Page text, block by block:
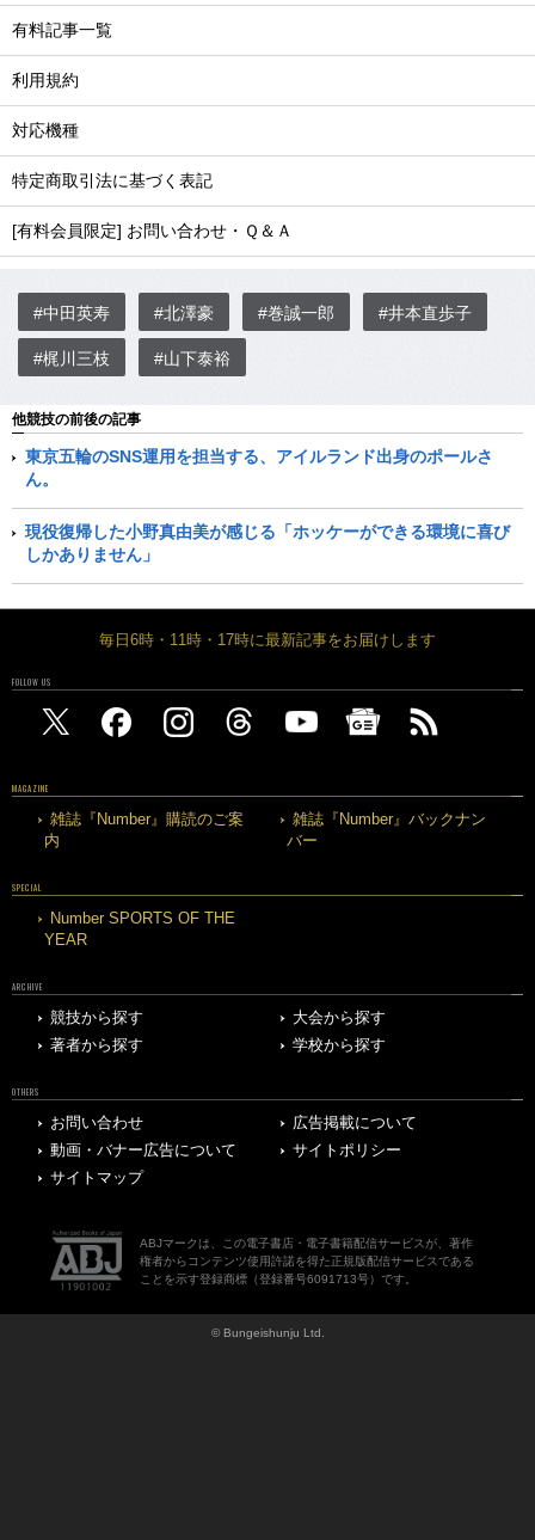
有料記事一覧
利用規約
対応機種
特定商取引法に基づく表記
[有料会員限定] お問い合わせ・Ｑ＆Ａ
#中田英寿 #北澤豪 #巻誠一郎 #井本直歩子
#梶川三枝 #山下泰裕
他競技の前後の記事
東京五輪のSNS運用を担当する、アイルランド出身のポールさ
ん。
現役復帰した小野真由美が感じる「ホッケーができる環境に喜び
しかありません」
毎日6時・11時・17時に最新記事をお届けします
FOLLOW US
MAGAZINE
雑誌『Number』購読のご案
内
雑誌『Number』バックナン
バー
SPECIAL
Number SPORTS OF THE
YEAR
ARCHIVE
競技から探す
大会から探す
著者から探す
学校から探す
OTHERS
お問い合わせ
広告掲載について
動画・バナー広告について
サイトポリシー
サイトマップ
ABJマークは、この電子書店・電子書籍配信サービスが、著作
権者からコンテンツ使用許諾を得た正規版配信サービスである
ことを示す登録商標（登録番号6091713号）です。
© Bungeishunju Ltd.